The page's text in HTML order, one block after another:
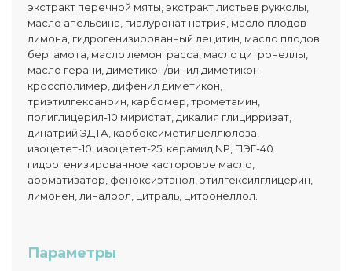
экстракт перечной мяты, экстракт листьев рукколы,
масло апельсина, гиалуронат натрия, масло плодов
лимона, гидрогенизированный лецитин, масло плодов
бергамота, масло лемонграсса, масло цитронеллы,
масло герани, диметикон/винил диметикон
кроссполимер, дифенил диметикон,
триэтилгексаноин, карбомер, трометамин,
полиглицерил-10 миристат, дикалия глицирризат,
динатрий ЭДТА, карбоксиметилцеллюлоза,
изоцетет-10, изоцетет-25, керамид NP, ПЭГ-40
гидрогенизированное касторовое масло,
ароматизатор, феноксиэтанол, этилгексилглицерин,
лимонен, линалоол, цитраль, цитронеллол.
Параметры